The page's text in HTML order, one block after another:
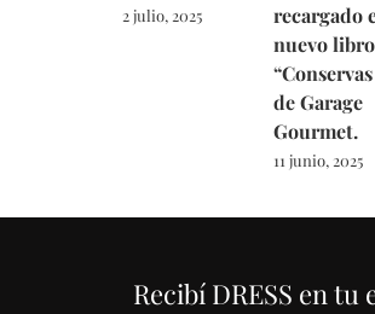
2 julio, 2025
recargado
nuevo libro
de Garage
Gourmet.
11 junio, 2025
Recibí DRESS en tu